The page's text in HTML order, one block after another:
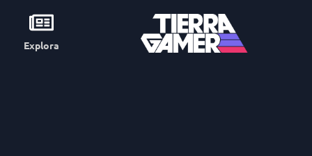
Explora